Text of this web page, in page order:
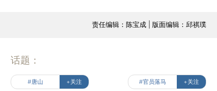
责任编辑：陈宝成 | 版面编辑：邱祺璞
话题：
#唐山 +关注 #官员落马 +关注